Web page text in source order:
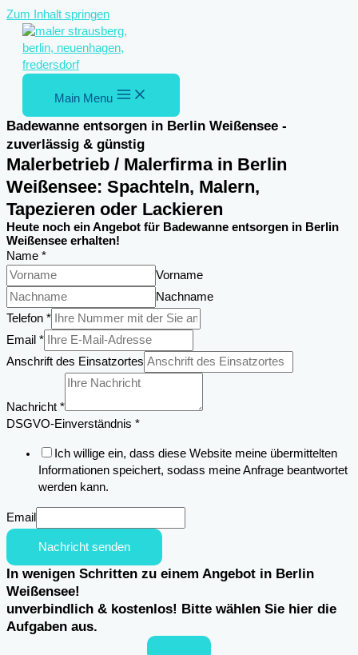
Zum Inhalt springen
Main Menu
Badewanne entsorgen in Berlin Weißensee -
zuverlässig & günstig
Malerbetrieb / Malerfirma in Berlin
Weißensee: Spachteln, Malern,
Tapezieren oder Lackieren
Heute noch ein Angebot für Badewanne entsorgen in Berlin
Weißensee erhalten!
Name *
Vorname
Nachname
Telefon *
Email *
des
Einsatzortes
Anschrift des Einsatzortes
Nachricht *
DSGVO-Einverständnis *
Ich willige ein, dass diese Website meine übermittelten
Informationen speichert, sodass meine Anfrage beantwortet
werden kann.
Email
Nachricht senden
In wenigen Schritten zu einem Angebot in Berlin
Weißensee!
unverbindlich & kostenlos! Bitte wählen Sie hier die
Aufgaben aus.